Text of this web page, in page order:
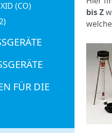
(CO)
FÜR DIE
bis Z